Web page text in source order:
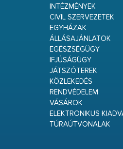
INTÉZMÉNYEK
CIVIL SZERVEZETEK
EGYHÁZAK
ÁLLÁSAJÁNLATOK
EGÉSZSÉGÜGY
IFJÚSÁGÜGY
JÁTSZÓTEREK
KÖZLEKEDÉS
RENDVÉDELEM
VÁSÁROK
ELEKTRONIKUS
TÚRAÚTVONALAK